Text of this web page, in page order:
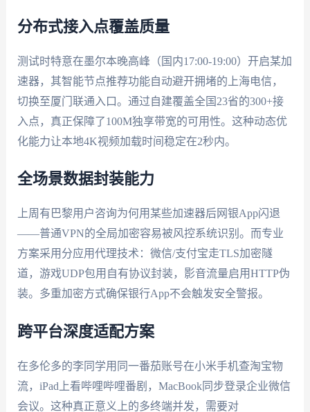
分布式接入点覆盖质量
测试时特意在墨尔本晚高峰（国内17:00-19:00）开启某加
速器，其智能节点推荐功能自动避开拥堵的上海电信，
切换至厦门联通入口。通过自建覆盖全国23省的300+接
入点，真正保障了100M独享带宽的可用性。这种动态优
化能力让本地4K视频加载时间稳定在2秒内。
全场景数据封装能力
上周有巴黎用户咨询为何用某些加速器后网银App闪退
——普通VPN的全局加密容易被风控系统识别。而专业
方案采用分应用代理技术：微信/支付宝走TLS加密隧
道，游戏UDP包用自有协议封装，影音流量启用HTTP伪
装。多重加密方式确保银行App不会触发安全警报。
跨平台深度适配方案
在多伦多的李同学用同一番茄账号在小米手机查淘宝物
流，iPad上看哔哩哔哩番剧，MacBook同步登录企业微信
会议。这种真正意义上的多终端并发，需要对